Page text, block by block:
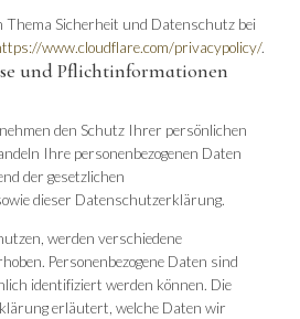
Sicherheit und Datenschutz bei
www.cloudflare.com/privacypolicy/.
und Pflichtinformationen
den Schutz Ihrer persönlichen
Ihre personenbezogenen Daten
der gesetzlichen
dieser Datenschutzerklärung.
werden verschiedene
Personenbezogene Daten sind
identifiziert werden können. Die
erläutert, welche Daten wir